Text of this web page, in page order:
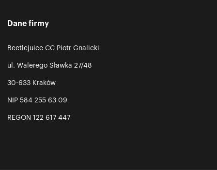
Dane firmy
Beetlejuice CC Piotr Gnalicki
ul. Walerego Sławka 27/48
30-633 Kraków
NIP 584 255 63 09
REGON 122 617 447